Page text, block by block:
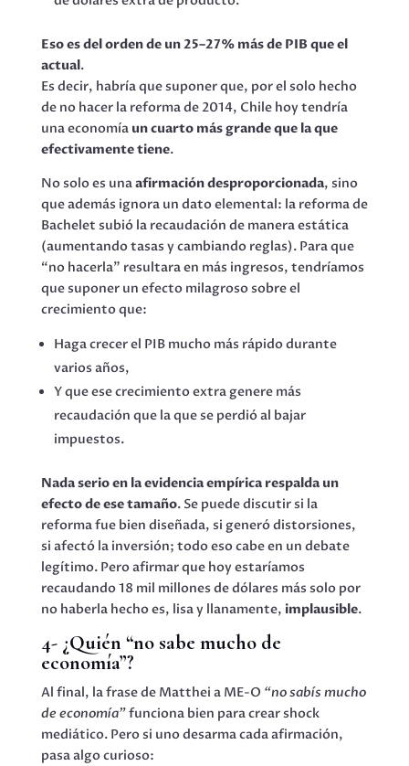
Eso es del orden de un 25–27% más de PIB que el
actual.
Es decir, habría que suponer que, por el solo hecho
de no hacer la reforma de 2014, Chile hoy tendría
una economía un cuarto más grande que la que
efectivamente tiene.
No solo es unaafirmación desproporcionada, sino
que además ignora un dato elemental: la reforma de
Bachelet subió la recaudación de manera estática
(aumentando tasas y cambiando reglas). Para que
“no hacerla” resultara en más ingresos, tendríamos
que suponer un efecto milagroso sobre el
crecimiento que:
Haga crecer el PIB mucho más rápido durante
varios años,
Y que ese crecimiento extra genere más
recaudación que la que se perdió al bajar
impuestos.
Nada serio en la evidencia empírica respalda un
efecto de ese tamaño. Se puede discutir si la
reforma fue bien diseñada, si generó distorsiones,
si afectó la inversión; todo eso cabe en un debate
legítimo. Pero afirmar que hoy estaríamos
recaudando 18 mil millones de dólares más solo por
no haberla hecho es, lisa y llanamente, implausible.
4- ¿Quién “no sabe mucho de
economía”?
Al final, la frase de Matthei a ME-O “no sabís mucho
de economía”funciona bien para crear shock
mediático. Pero si uno desarma cada afirmación,
pasa algo curioso: